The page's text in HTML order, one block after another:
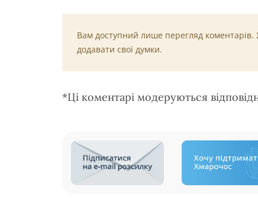
Вам доступний лише перегляд коментарів.
додавати свої думки.
*Ці коментарі модеруються